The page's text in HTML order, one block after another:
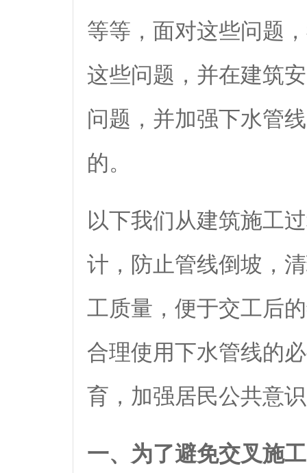
等等，面对这些问题
这些问题，并在建筑
问题，并加强下水管
的。
以下我们从建筑施工
计，防止管线倒坡，
工质量，便于交工后
合理使用下水管线的
育，加强居民公共意
一、为了避免交叉施